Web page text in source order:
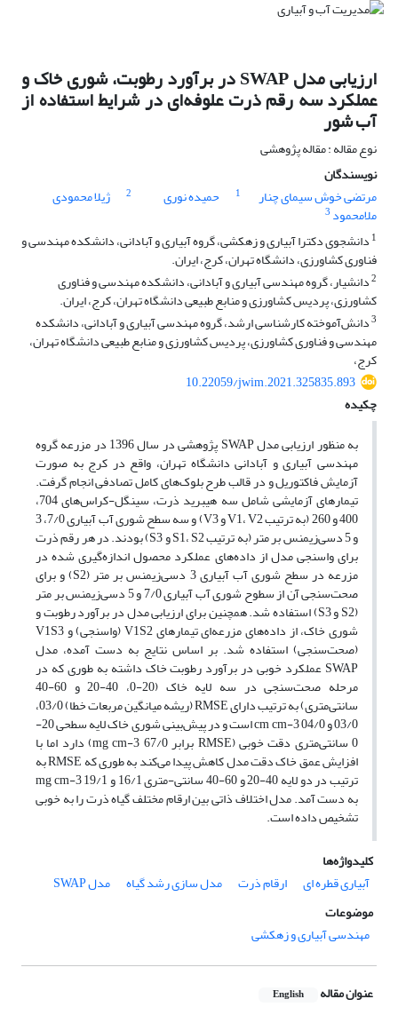
ارزیابی مدل SWAP در برآورد رطوبت، شوری خاک و
عملکرد سه رقم ذرت علوفه‌ای در شرایط استفاده از
آب شور
نوع مقاله : مقاله پژوهشی
نویسندگان
مرتضی خوش سیمای چنار
1 حمیده نوری 2 ژیلا محمودی
ملامحمود 3
1 دانشجوی دکترا آبیاری و زهکشی، گروه آبیاری و آبادانی، دانشکده مهندسی و
فناوری کشاورزی، دانشگاه تهران، کرج، ایران.
2دانشیار، گروه مهندسی آبیاری و آبادانی، دانشکده مهندسی و فناوری
کشاورزی، پردیس کشاورزی و منابع طبیعی دانشگاه تهران، کرج، ایران.
3دانش‌آموخته کارشناسی ارشد، گروه مهندسی آبیاری و آبادانی، دانشکده
مهندسی و فناوری کشاورزی، پردیس کشاورزی و منابع طبیعی دانشگاه تهران،
کرج،
10.22059/jwim.2021.325835.893
چکیده
به منظور ارزیابی مدل SWAP پژوهشی در سال 1396 در مزرعه گروه
مهندسی آبیاری و آبادانی دانشگاه تهران، واقع در کرج به صورت
آزمایش فاکتوریل و در قالب طرح بلوک‌های کامل تصادفی انجام گرفت.
تیمارهای آزمایشی شامل سه هیبرید ذرت، سینگل-کراس‌های 704،
400 و 260 (به ترتیب V1، V2 و V3) و سه سطح شوری آب آبیاری 7/0، 3
و 5 دسی‌زیمنس بر متر (به ترتیب S1، S2 و S3) بودند. در هر رقم ذرت
برای واسنجی مدل از داده‌های عملکرد محصول اندازه‌گیری شده در
مزرعه در سطح شوری آب آبیاری 3 دسی‌زیمنس بر متر (S2) و برای
صحت‌سنجی آن از سطوح شوری آب آبیاری 7/0 و 5 دسی‌زیمنس بر متر
(S2 و S3) استفاده شد. همچنین برای ارزیابی مدل در برآورد رطوبت و
شوری خاک، از داده‌های مزرعه‌ای تیمارهای V1S2 (واسنجی) و V1S3
(صحت‌سنجی) استفاده شد. بر اساس نتایج به دست آمده، مدل
SWAP عملکرد خوبی در برآورد رطوبت خاک داشته به طوری که در
مرحله صحت‌سنجی در سه لایه خاک (20-0، 40-20 و 60-40
سانتی‌متری) به ترتیب دارای RMSE (ریشه میانگین مربعات خطا) 03/0،
03/0 و 04/0 cm cm-3 است و در پیش‌بینی شوری خاک لایه سطحی 20-
0 سانتی‌متری دقت خوبی (RMSE برابر 67/0 mg cm-3) دارد اما با
افزایش عمق خاک دقت مدل کاهش پیدا می‌کند به طوری که RMSE به
ترتیب در دو لایه 40-20 و 60-40 سانتی-متری 16/1 و 19/1 mg cm-3
به دست آمد. مدل اختلاف ذاتی بین ارقام مختلف گیاه ذرت را به خوبی
تشخیص داده است.
کلیدواژه‌ها
آبیاری قطره ای
ارقام ذرت مدل سازی رشد گیاه
مدل SWAP
موضوعات
مهندسی آبیاری و زهکشی
عنوان مقاله English